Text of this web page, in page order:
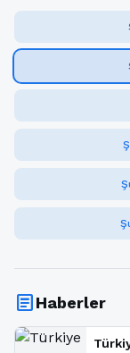
articleHaberler